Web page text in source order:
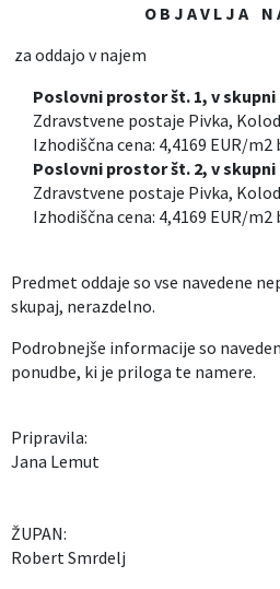
O B J A V L J A N
za oddajo v najem
Poslovni prostor št. 1, v skupni
Zdravstvene postaje Pivka,
Izhodiščna cena: 4,4169 EUR/
Poslovni prostor št. 2, v skupni
Zdravstvene postaje Pivka,
Izhodiščna cena: 4,4169 EUR/
Predmet oddaje so vse navedene
skupaj, nerazdelno.
Podrobnejše informacije so
ponudbe, ki je priloga te namere.
Pripravila:
Jana Lemut
ŽUPAN:
Robert Smrdelj